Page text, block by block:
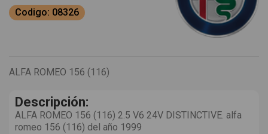
Codigo: 08326
ALFA ROMEO 156 (116)
Descripción:
ALFA ROMEO 156 (116) 2.5 V6 24V DISTINCTIVE. alfa
romeo 156 (116) del año 1999